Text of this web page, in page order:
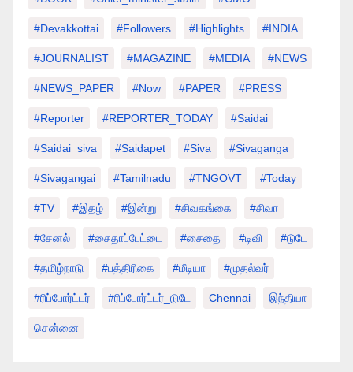
#devakkottai #followers #highlights #INDIA
#JOURNALIST #MAGAZINE #MEDIA #NEWS
#NEWS_PAPER #Now #PAPER #PRESS
#Reporter #REPORTER_TODAY #saidai
#saidai_siva #saidapet #Siva #Sivaganga
#sivagangai #tamilnadu #TNGOVT #today
#TV #இதழ் #இன்று #சிவகங்கை #சிவா
#சேனல் #சைதாப்பேட்டை #சைதை #டிவி #டுடே
#தமிழ்நாடு #பத்திரிகை #மீடியா #முதல்வர்
#ரிப்போர்ட்டர் #ரிப்போர்ட்டர்_டுடே Chennai இந்தியா
சென்னை